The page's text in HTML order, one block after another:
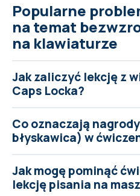
Popularne
na temat
na klawiaturze
Jak zaliczyć lekcję z
Caps Locka?
Co oznaczają
błyskawica) w
Jak mogę pominąć
lekcję pisania na